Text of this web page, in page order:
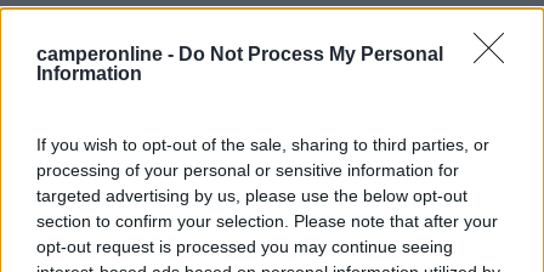
camperonline - Do Not Process My Personal
Information
If you wish to opt-out of the sale, sharing to third parties, or
processing of your personal or sensitive information for
targeted advertising by us, please use the below opt-out
section to confirm your selection. Please note that after your
opt-out request is processed you may continue seeing
Area en Foz
7 3
Foz - 66.2km
Calle Fondos Curbeiro